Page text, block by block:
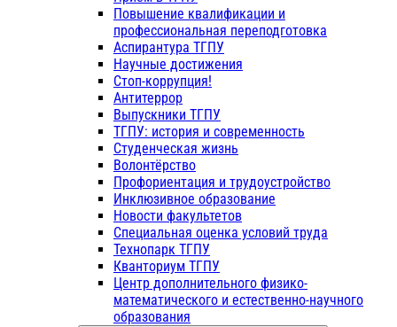
Повышение квалификации и
профессиональная переподготовка
Аспирантура ТГПУ
Научные достижения
Стоп-коррупция!
Антитеррор
Выпускники ТГПУ
ТГПУ: история и современность
Студенческая жизнь
Волонтёрство
Профориентация и трудоустройство
Инклюзивное образование
Новости факультетов
Специальная оценка условий труда
Технопарк ТГПУ
Кванториум ТГПУ
Центр дополнительного физико-
математического и естественно-научного
образования